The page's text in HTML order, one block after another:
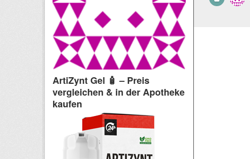
ArtiZynt Gel 🧴 – Preis
vergleichen & in der Apotheke
kaufen